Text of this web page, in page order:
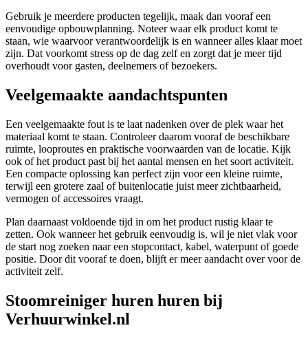
Gebruik je meerdere producten tegelijk, maak dan vooraf een
eenvoudige opbouwplanning. Noteer waar elk product komt te
staan, wie waarvoor verantwoordelijk is en wanneer alles klaar moet
zijn. Dat voorkomt stress op de dag zelf en zorgt dat je meer tijd
overhoudt voor gasten, deelnemers of bezoekers.
Veelgemaakte aandachtspunten
Een veelgemaakte fout is te laat nadenken over de plek waar het
materiaal komt te staan. Controleer daarom vooraf de beschikbare
ruimte, looproutes en praktische voorwaarden van de locatie. Kijk
ook of het product past bij het aantal mensen en het soort activiteit.
Een compacte oplossing kan perfect zijn voor een kleine ruimte,
terwijl een grotere zaal of buitenlocatie juist meer zichtbaarheid,
vermogen of accessoires vraagt.
Plan daarnaast voldoende tijd in om het product rustig klaar te
zetten. Ook wanneer het gebruik eenvoudig is, wil je niet vlak voor
de start nog zoeken naar een stopcontact, kabel, waterpunt of goede
positie. Door dit vooraf te doen, blijft er meer aandacht over voor de
activiteit zelf.
Stoomreiniger huren huren bij
Verhuurwinkel.nl